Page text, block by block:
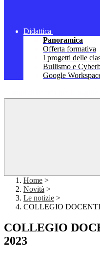
Didattica
Panoramica
Offerta formativa
I progetti delle
Bullismo e
Google
Home >
Novità >
Le notizie >
COLLEGIO
COLLEGIO
2023